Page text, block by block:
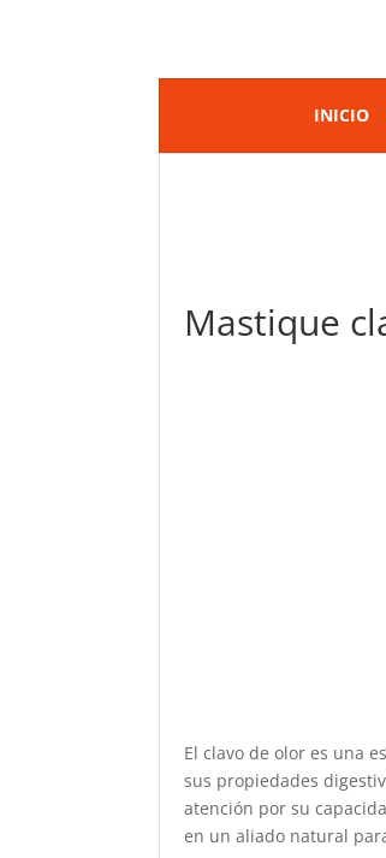
INICIO
Mastique
El clavo de olor es una
sus propiedades
atención por su
en un aliado natural